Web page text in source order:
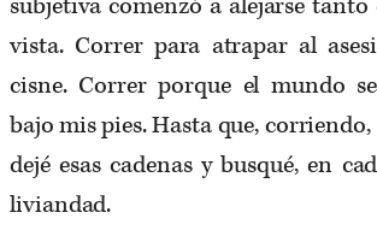
subjetiva comenzó a alejarse
vista. Correr para atrapar al
cisne. Correr porque el mundo
bajo mis pies. Hasta que,
dejé esas cadenas y busqué, en
liviandad.